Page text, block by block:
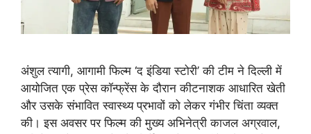
अंशुल त्यागी, आगामी फिल्म ‘द इंडिया स्टोरी’ की टीम ने दिल्ली में
आयोजित एक प्रेस कॉन्फ्रेंस के दौरान कीटनाशक आधारित खेती
और उसके संभावित स्वास्थ्य प्रभावों को लेकर गंभीर चिंता व्यक्त
की। इस अवसर पर फिल्म की मुख्य अभिनेत्री काजल अग्रवाल,